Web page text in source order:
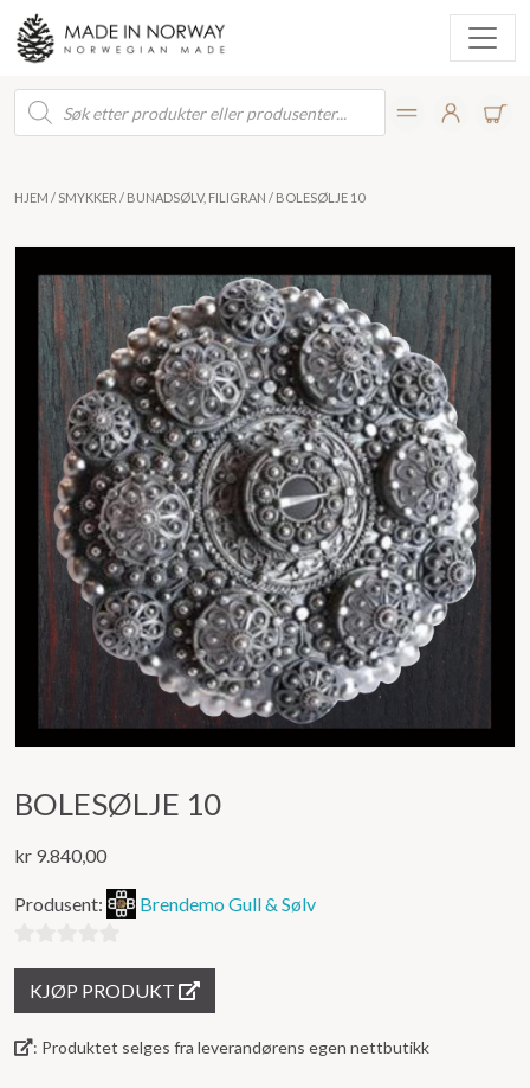
Products
search
HJEM / SMYKKER / BUNADSØLV, FILIGRAN / BOLESØLJE 10
BOLESØLJE 10
kr 9.840,00
Produsent: Brendemo Gull & Sølv
5
KJØP PRODUKT
: Produktet selges fra leverandørens egen nettbutikk